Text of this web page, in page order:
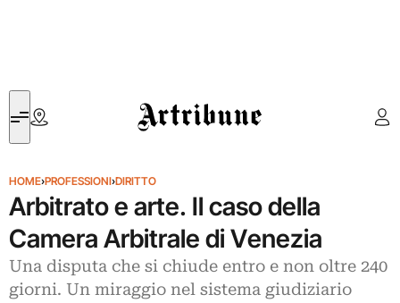
Artribune
HOME›PROFESSIONI›DIRITTO
Arbitrato e arte. Il caso della
Camera Arbitrale di Venezia
Una disputa che si chiude entro e non oltre 240
giorni. Un miraggio nel sistema giudiziario